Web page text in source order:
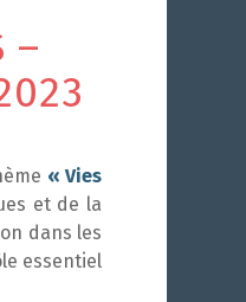
–
« Vies
et de la
dans les
essentiel